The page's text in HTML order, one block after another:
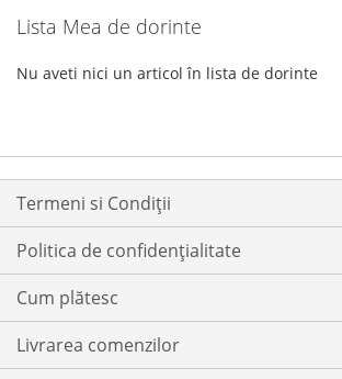
Lista Mea de dorinte
Nu aveti nici un articol în lista de dorinte
Termeni si Condiții
Politica de confidențialitate
Cum plătesc
Livrarea comenzilor